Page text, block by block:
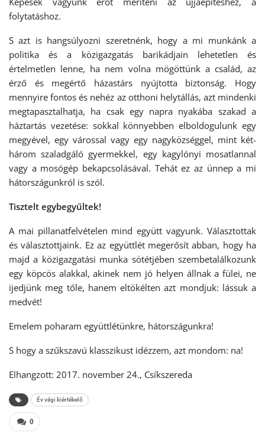
folytatáshoz.
S azt is hangsúlyozni szeretnénk, hogy a mi munkánk a
politika és a közigazgatás barikádjain lehetetlen és
értelmetlen lenne, ha nem volna mögöttünk a család, az
érző és megértő házastárs nyújtotta biztonság. Hogy
mennyire fontos és nehéz az otthoni helytállás, azt mindenki
megtapasztalhatja, ha csak egy napra nyakába szakad a
háztartás vezetése: sokkal könnyebben elboldogulunk egy
megyével, egy várossal vagy egy nagyközséggel, mint két-
három szaladgáló gyermekkel, egy kagylónyi mosatlannal
vagy a mosógép bekapcsolásával. Tehát ez az ünnep a mi
hátországunkról is szól.
Tisztelt egybegyűltek!
A mai pillanatfelvételen mind együtt vagyunk. Választottak
és választottjaink. Ez az együttlét megerősít abban, hogy ha
majd a közigazgatási munka sötétjében szembetalálkozunk
egy köpcös alakkal, akinek nem jó helyen állnak a fülei, ne
ijedjünk meg tőle, hanem eltökélten azt mondjuk: lássuk a
medvét!
Emelem poharam együttlétünkre, hátországunkra!
S hogy a szűkszavú klasszikust idézzem, azt mondom: na!
Elhangzott: 2017. november 24., Csíkszereda
Év végi kiértékelő
0